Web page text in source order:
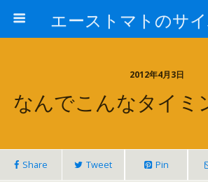
2012年4月3日
なんでこんなタイミ
Share Tweet Pin